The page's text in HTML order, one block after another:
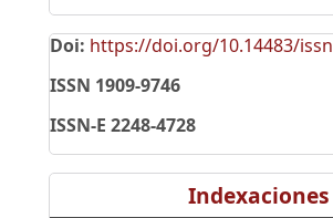
Doi: https://doi.org/10.14483/
ISSN 1909-9746
ISSN-E 2248-4728
Indexaciones